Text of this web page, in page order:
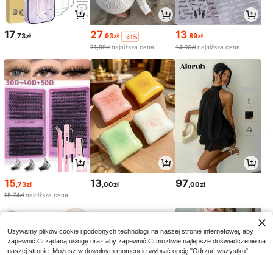
17,73zł 27,93zł
-61%
71,99złnajniższa cena
13,89zł
14,00zł najniższa cena
15 ,73zł
15,74zł najniższa cena
13,00zł 97 ,00zł
Używamy plików cookie i podobnych technologii na naszej stronie internetowej, aby
zapewnić Ci żądaną usługę oraz aby zapewnić Ci możliwie najlepsze doświadczenie na
naszej stronie. Możesz w dowolnym momencie wybrać opcję "Odrzuć wszystko",